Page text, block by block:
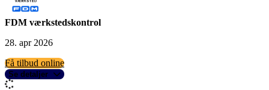
FDM værkstedskontrol
28. apr 2026
Få tilbud online
Se detaljer